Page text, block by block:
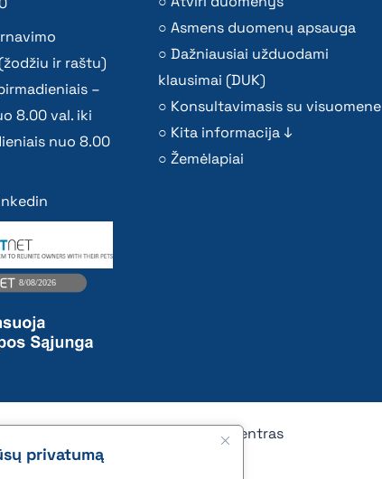
privatumą
ir raštu)
–
8.00 val. iki
nuo 8.00
Asmens duomenų apsauga
Dažniausiai užduodami
klausimai (DUK)
Konsultavimasis su visuomene
Kita informacija ↓
Žemėlapiai
| VĮ Žemės ūkio duomenų centras